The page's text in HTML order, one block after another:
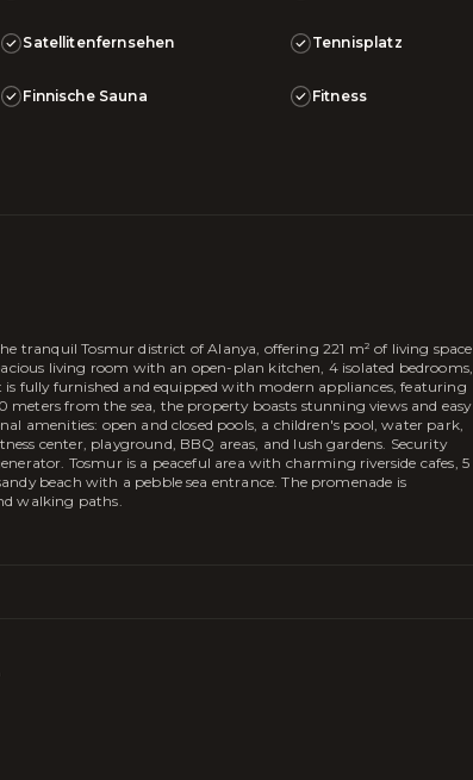
Satellitenfernsehen Tennisplatz
Finnische Sauna Fitness
tranquil Tosmur district of Alanya, offering 221 m² of living space
living room with an open-plan kitchen, 4 isolated bedrooms,
is fully furnished and equipped with modern appliances, featuring
meters from the sea, the property boasts stunning views and easy
amenities: open and closed pools, a children's pool, water park,
center, playground, BBQ areas, and lush gardens. Security
Tosmur is a peaceful area with charming riverside cafes, 5
beach with a pebble sea entrance. The promenade is
walking paths.